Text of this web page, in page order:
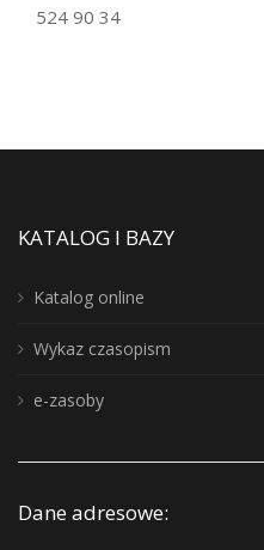
524 90 34
KATALOG I BAZY
Katalog online
Wykaz czasopism
e-zasoby
Dane adresowe: